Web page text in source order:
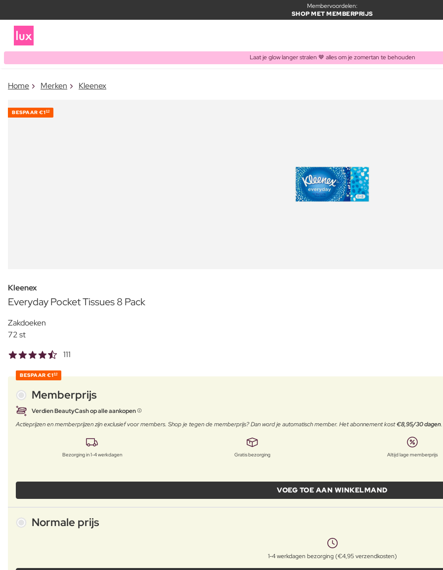
Membervoordelen:
SHOP MET MEMBERPRIJS
Laat je glow langer stralen 🤎 alles om je zomertan te behouden
Home Merken Kleenex
BESPAAR €160
Kleenex
Everyday Pocket Tissues 8 Pack
Zakdoeken
72 st
111
BESPAAR €160
Memberprijs
Verdien BeautyCash op alle aankopen
Actieprijzen en memberprijzen zijn exclusief voor members. Shop je tegen de memberprijs? Dan word je automatisch member. Het abonnement kost€8,95/30 dagen
Bezorging in 1-4 werkdagen Gratis bezorging Altijd lage memberprijs
VOEG TOE AAN WINKELMAND
Normale prijs
1-4 werkdagen bezorging (€4,95 verzendkosten)